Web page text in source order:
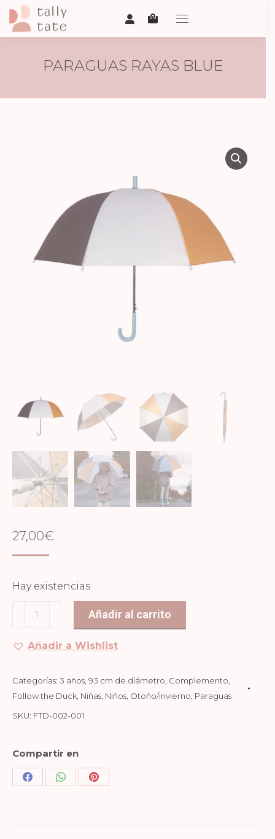
PARAGUAS RAYAS BLUE
27,00€
Hay existencias
PARAGUAS
BLUE
Añadir al carrito
Añadir a Wishlist
Categorías: 3 años 93 cm de diámetro Complemento
Follow the Duck Niñas Niños Otoño/invierno Paraguas
SKU: FTD-002-001
Compartir en
Share Share Share